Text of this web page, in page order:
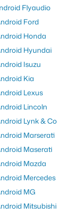
Flyaudio
Ford
Honda
Hyundai
Isuzu
Kia
Lexus
Lincoln
Lynk & Co
Marserati
Maserati
Mazda
Mercedes
MG
Mitsubishi